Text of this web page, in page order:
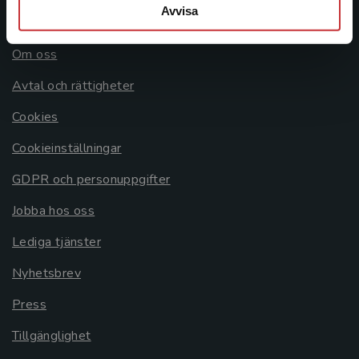
Avvisa
Om oss
Avtal och rättigheter
Cookies
Cookieinställningar
GDPR och personuppgifter
Jobba hos oss
Lediga tjänster
Nyhetsbrev
Press
Tillgänglighet